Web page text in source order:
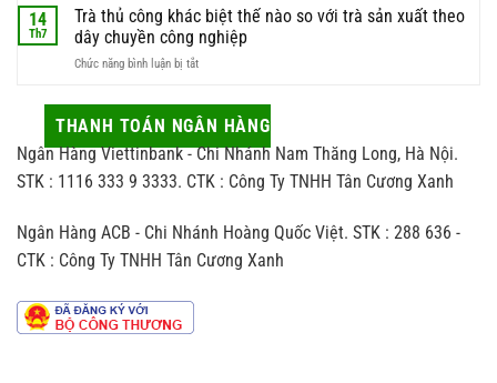
đón
chất
lượng
biếu
sao
cho
vừa
vừa
hợp
người
nhận
trình
trà
và
tác
động
ai
để
hương
vị
14
Th7
Trà thủ công khác biệt thế nào so với trà sản xuất theo
dây chuyền công nghiệp
Chức năng bình luận bị tắtở
công
biệt
thế
với
trà
sản
THANH TOÁN NGÂN HÀNG
Ngân Hàng Viettinbank - Chi Nhánh Nam Thăng Long, Hà Nội.
STK : 1116 333 9 3333. CTK : Công Ty TNHH Tân Cương Xanh
Ngân Hàng ACB - Chi Nhánh Hoàng Quốc Việt. STK : 288 636 -
CTK : Công Ty TNHH Tân Cương Xanh